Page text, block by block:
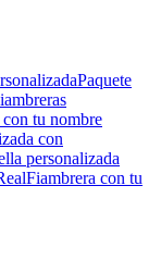
Paquete
tu nombre
con
personalizada
Fiambrera con tu